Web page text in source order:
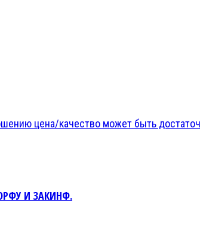
цена/качество может быть
И ЗАКИНФ.